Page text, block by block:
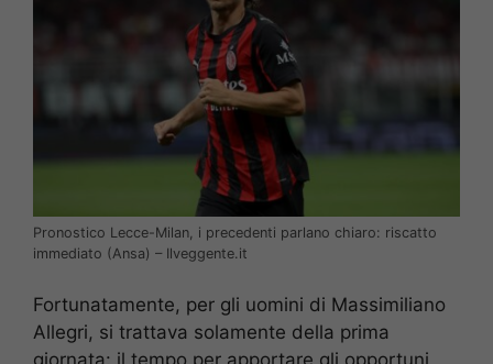
Pronostico Lecce-Milan, i precedenti parlano chiaro: riscatto
immediato (Ansa) – Ilveggente.it
Fortunatamente, per gli uomini di Massimiliano
Allegri, si trattava solamente della prima